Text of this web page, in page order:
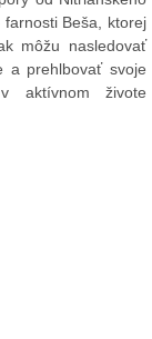
Beša, ktorej
môžu nasledovať
a prehlbovať svoje
aktívnom živote